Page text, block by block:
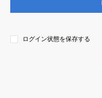
ログイン状態を保存する